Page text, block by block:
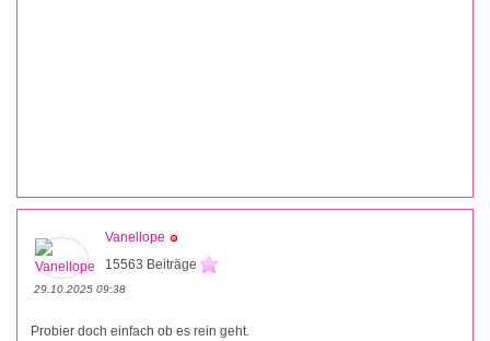
Vanellope
15563 Beiträge
29.10.2025 09:38
Probier doch einfach ob es rein geht.